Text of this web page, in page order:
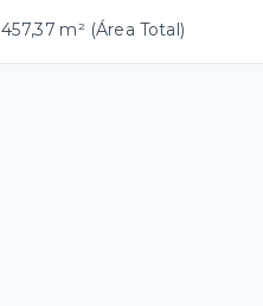
457,37 m² (Área Total)